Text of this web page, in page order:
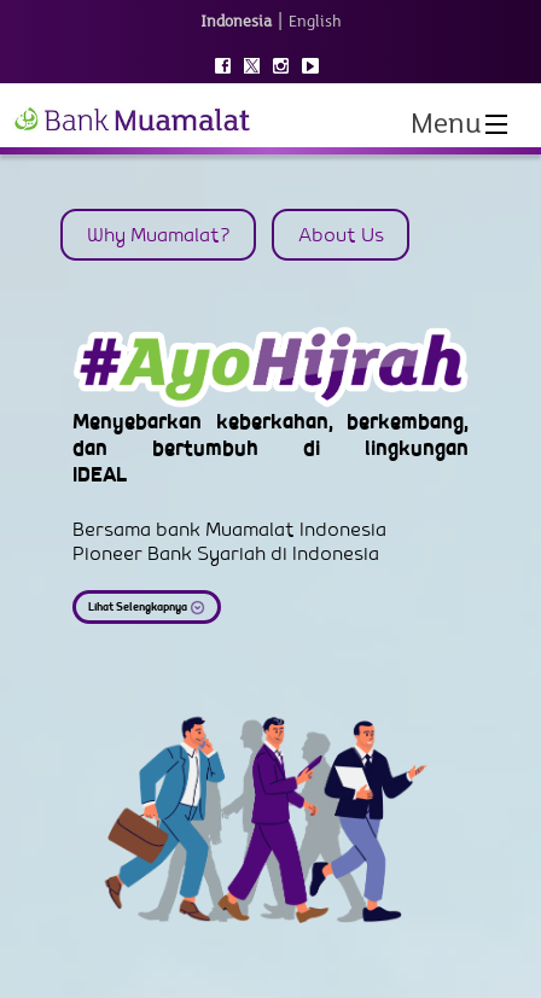
Indonesia | English
Menu
Why Muamalat? About Us
Menyebarkan keberkahan, berkembang,
dan bertumbuh di lingkungan
IDEAL
Bersama bank Muamalat Indonesia
Pioneer Bank Syariah di Indonesia
Lihat Selengkapnya